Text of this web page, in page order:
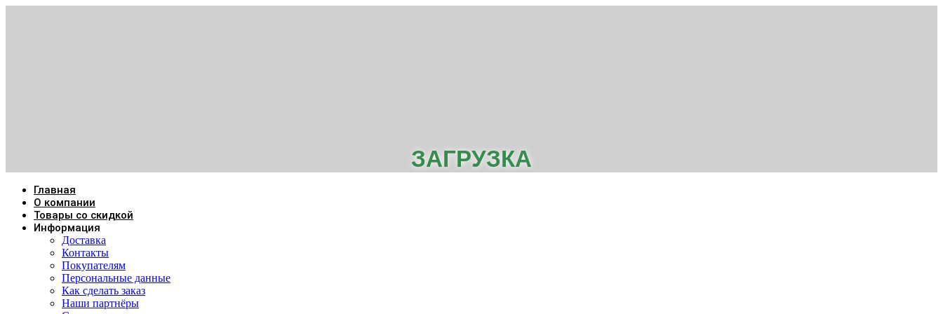
ЗАГРУЗКА
Главная
О компании
Товары со скидкой
Информация
Доставка
Контакты
Покупателям
Персональные данные
Как сделать заказ
Наши партнёры